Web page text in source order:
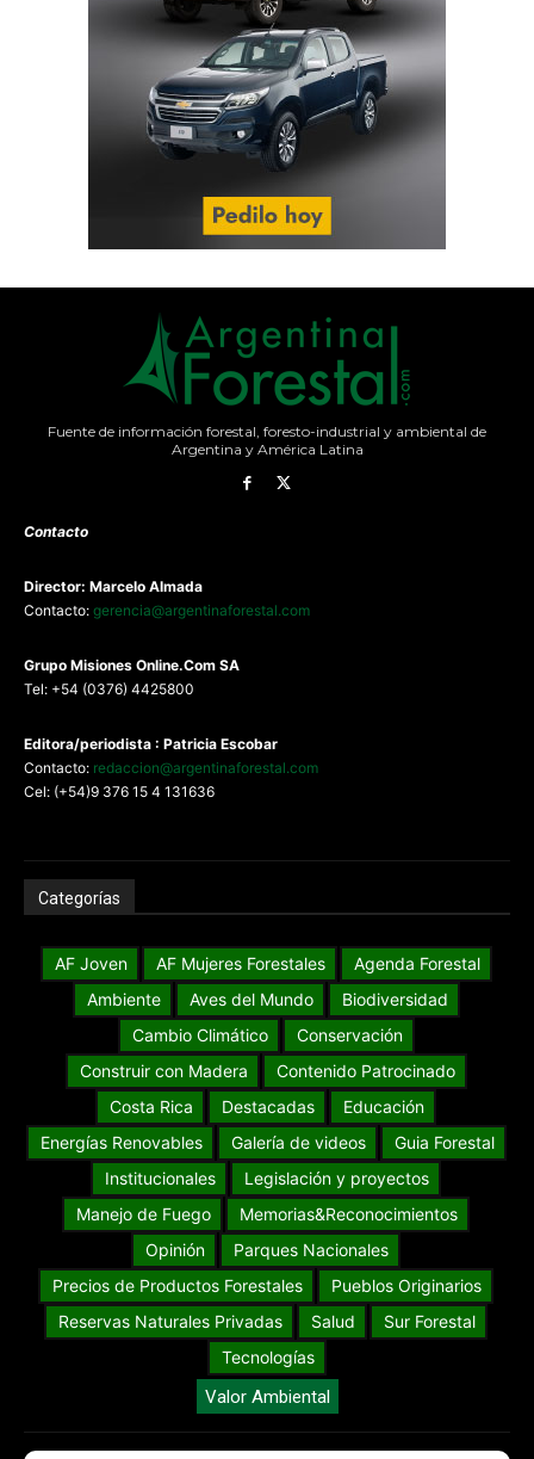
Fuente de información forestal, foresto-industrial y ambiental de
Argentina y América Latina
Contacto
Director: Marcelo Almada
Contacto: gerencia@argentinaforestal.com
Grupo Misiones Online.Com SA
Tel: +54 (0376) 4425800
Editora/periodista : Patricia Escobar
Contacto: redaccion@argentinaforestal.com
Cel: (+54)9 376 15 4 131636
Categorías
AF Joven AF Mujeres Forestales
Agenda Forestal
Ambiente
Aves del Mundo
Biodiversidad
Cambio Climático
Conservación
Construir con Madera
Contenido Patrocinado
Costa Rica
Destacadas
Educación
Energías Renovables
Galería de videos
Guia Forestal
Institucionales
Legislación y proyectos
Manejo de Fuego
Memorias&Reconocimientos
Opinión
Parques Nacionales
Precios de Productos Forestales
Pueblos Originarios
Reservas Naturales Privadas
Salud
Sur Forestal
Tecnologías
Valor Ambiental